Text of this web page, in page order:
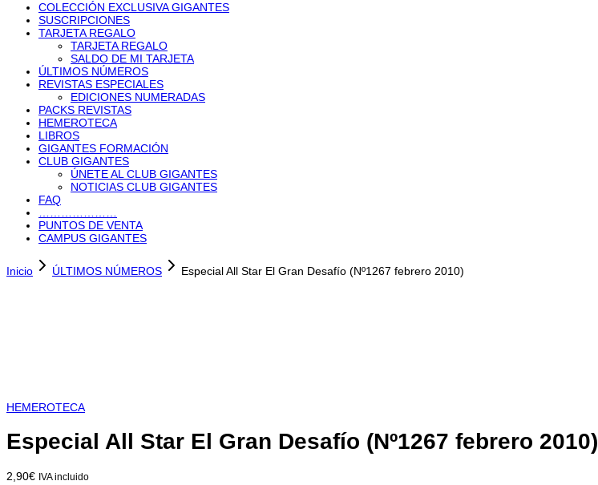
COLECCIÓN EXCLUSIVA GIGANTES
SUSCRIPCIONES
TARJETA REGALO
TARJETA REGALO
SALDO DE MI TARJETA
ÚLTIMOS NÚMEROS
REVISTAS ESPECIALES
EDICIONES NUMERADAS
PACKS REVISTAS
HEMEROTECA
LIBROS
GIGANTES FORMACIÓN
CLUB GIGANTES
ÚNETE AL CLUB GIGANTES
NOTICIAS CLUB GIGANTES
FAQ
PUNTOS DE VENTA
CAMPUS GIGANTES
Inicio ÚLTIMOS NÚMEROS Especial All Star El Gran Desafío (Nº1267 febrero 2010)
HEMEROTECA
Especial All Star El Gran Desafío (Nº1267 febrero 2010)
2,90€ IVA incluido